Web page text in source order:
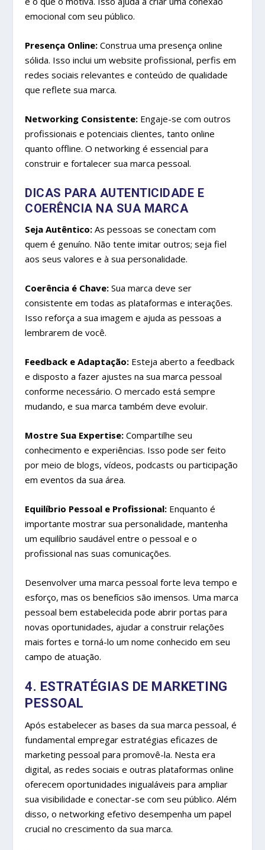
emocional com seu público.
Presença Online: Construa uma presença online
sólida. Isso inclui um website profissional, perfis em
redes sociais relevantes e conteúdo de qualidade
que reflete sua marca.
Networking Consistente: Engaje-se com outros
profissionais e potenciais clientes, tanto online
quanto offline. O networking é essencial para
construir e fortalecer sua marca pessoal.
DICAS PARA AUTENTICIDADE E
COERÊNCIA NA SUA MARCA
Seja Autêntico:As pessoas se conectam com
quem é genuíno. Não tente imitar outros; seja fiel
aos seus valores e à sua personalidade.
Coerência é Chave: Sua marca deve ser
consistente em todas as plataformas e interações.
Isso reforça a sua imagem e ajuda as pessoas a
lembrarem de você.
Feedback e Adaptação: Esteja aberto a feedback
e disposto a fazer ajustes na sua marca pessoal
conforme necessário. O mercado está sempre
mudando, e sua marca também deve evoluir.
Mostre Sua Expertise: Compartilhe seu
conhecimento e experiências. Isso pode ser feito
por meio de blogs, vídeos, podcasts ou participação
em eventos da sua área.
Equilíbrio Pessoal e Profissional: Enquanto é
importante mostrar sua personalidade, mantenha
um equilíbrio saudável entre o pessoal e o
profissional nas suas comunicações.
Desenvolver uma marca pessoal forte leva tempo e
esforço, mas os benefícios são imensos. Uma marca
pessoal bem estabelecida pode abrir portas para
novas oportunidades, ajudar a construir relações
mais fortes e torná-lo um nome conhecido em seu
campo de atuação.
4. ESTRATÉGIAS DE MARKETING
PESSOAL
Após estabelecer as bases da sua marca pessoal, é
fundamental empregar estratégias eficazes de
marketing pessoal para promovê-la. Nesta era
digital, as redes sociais e outras plataformas online
oferecem oportunidades inigualáveis para ampliar
sua visibilidade e conectar-se com seu público. Além
disso, o networking efetivo desempenha um papel
crucial no crescimento da sua marca.